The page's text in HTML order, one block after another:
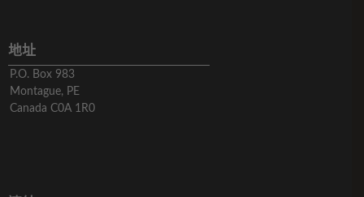
地址
P.O. Box 983
Montague, PE
Canada C0A 1R0